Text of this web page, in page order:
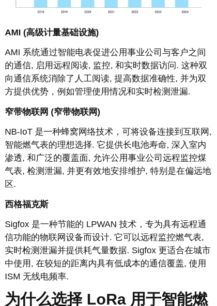
AMI (高级计量基础设施)
AMI 系统通过智能电表促进公用事业公司与客户之间
的通信, 启用远程阅读, 监控, 和实时数据访问. 这种双
向通信系统消除了人工阅读, 提高数据准确性, 并为双
方提供优势，例如管理使用情况和实时检测泄漏.
窄带物联网 (窄带物联网)
NB-IoT 是一种蜂窝网络技术，可将设备连接到互联网,
智能燃气表的理想选择. 它提供长电池寿命, 深入室内
渗透, 和广泛的覆盖面, 允许公用事业公司远程监控煤
气表, 检测泄漏, 并更有效地安排维护, 特别是在偏远地
区.
西格福克斯
Sigfox 是一种节能的 LPWAN 技术，专为具有远程通
信功能的物联网设备而设计. 它可以远程监控燃气表,
实时检测泄漏并提供耗气量数据. Sigfox 更适合在城市
中使用, 在较短的距离内具有低成本的通信覆盖, 使用
ISM 无线电频率.
为什么选择 LoRa 用于智能燃